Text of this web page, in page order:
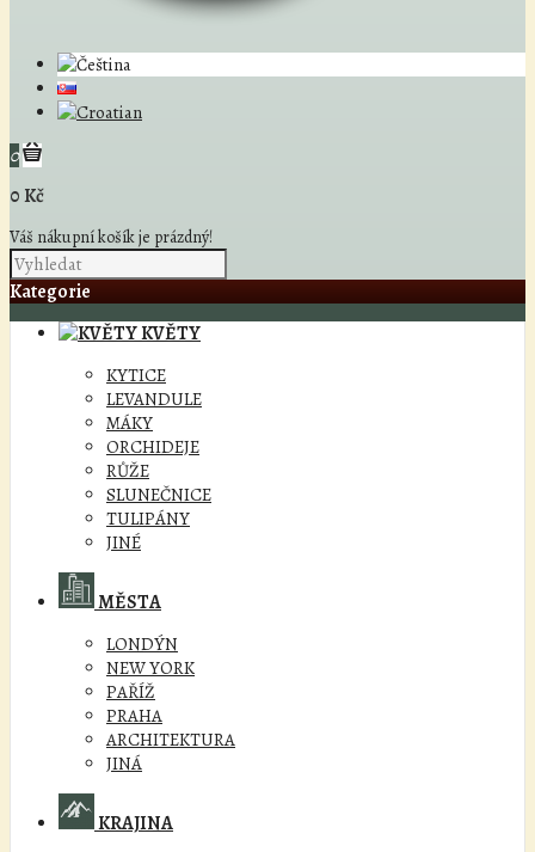
0
0 Kč
Váš nákupní košík je prázdný!
Kategorie
KVĚTY
KYTICE
LEVANDULE
MÁKY
ORCHIDEJE
RŮŽE
SLUNEČNICE
TULIPÁNY
JINÉ
MĚSTA
LONDÝN
NEW YORK
PAŘÍŽ
PRAHA
ARCHITEKTURA
JINÁ
KRAJINA